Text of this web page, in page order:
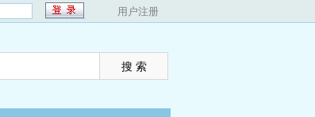
用户注册